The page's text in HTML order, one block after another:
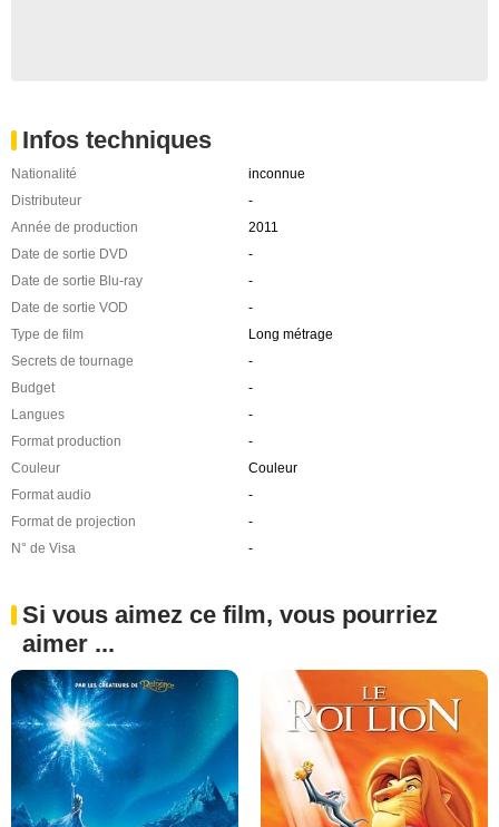
Infos techniques
Nationalité
inconnue
Distributeur
-
Année de production
2011
Date de sortie DVD
-
Date de sortie Blu-ray
-
Date de sortie VOD
-
Type de film
Long métrage
Secrets de tournage
-
Budget
-
Langues
-
Format production
-
Couleur
Couleur
Format audio
-
Format de projection
-
N° de Visa
-
Si vous aimez ce film, vous pourriez
aimer ...